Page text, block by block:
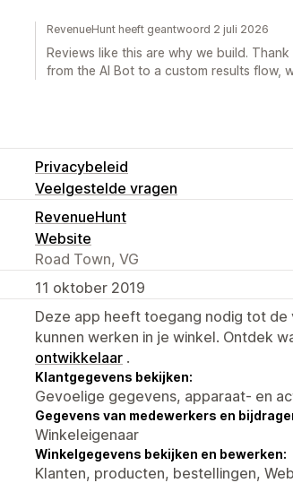
RevenueHunt heeft geantwoord 2 juli 2026
Reviews like this are why we build.
from the AI Bot to a custom results flow,
Privacybeleid
Veelgestelde vragen
RevenueHunt
Website
Road Town, VG
11 oktober 2019
Deze app heeft toegang nodig tot
kunnen werken in je winkel. Ontdek
ontwikkelaar .
Klantgegevens bekijken:
Gevoelige gegevens, apparaat- en
Gegevens van medewerkers en
Winkeleigenaar
Winkelgegevens bekijken en bewerken:
Klanten, producten, bestellingen,